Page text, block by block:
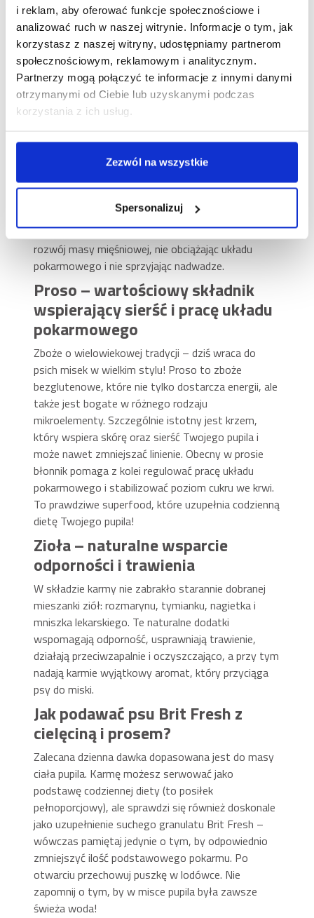
i reklam, aby oferować funkcje społecznościowe i
analizować ruch w naszej witrynie. Informacje o tym, jak
korzystasz z naszej witryny, udostępniamy partnerom
społecznościowym, reklamowym i analitycznym.
Partnerzy mogą połączyć te informacje z innymi danymi
otrzymanymi od Ciebie lub uzyskanymi podczas
korzystania z ich usług.
Zezwól na wszystkie
Spersonalizuj
konserwantów i sztucznych barwników – została
przygotowana tylko z naturalnych składników
pochodzących z lokalnych źródeł.
Cielęcina – smakowite źródło
białka o wysokiej wartości
odżywczej
(45%), czyli jeden z najbardziej wartościowych
składników, jaki możesz zaoferować swojemu psu!
Jej delikatny smak przyciąga nawet najbardziej
jednocześnie niskiej ilości tłuszczów) sprawia, że
idealnie sprawdza się w codziennej diecie. Wspiera
rozwój masy mięśniowej, nie obciążając układu
pokarmowego i nie sprzyjając nadwadze.
Proso – wartościowy składnik
wspierający sierść i pracę układu
pokarmowego
Zboże o wielowiekowej tradycji – dziś wraca do
psich misek w wielkim stylu! Proso to zboże
bezglutenowe, które nie tylko dostarcza energii, ale
także jest bogate w różnego rodzaju
mikroelementy. Szczególnie istotny jest krzem,
który wspiera skórę oraz sierść Twojego pupila i
może nawet zmniejszać linienie. Obecny w prosie
błonnik pomaga z kolei regulować pracę układu
pokarmowego i stabilizować poziom cukru we krwi.
To prawdziwe superfood, które uzupełnia codzienną
dietę Twojego pupila!
Zioła – naturalne wsparcie
odporności i trawienia
W składzie karmy nie zabrakło starannie dobranej
mieszanki ziół: rozmarynu, tymianku, nagietka i
mniszka lekarskiego. Te naturalne dodatki
wspomagają odporność, usprawniają trawienie,
działają przeciwzapalnie i oczyszczająco, a przy tym
nadają karmie wyjątkowy aromat, który przyciąga
psy do miski.
Jak podawać psu Brit Fresh z
cielęciną i prosem?
Zalecana dzienna dawka dopasowana jest do masy
ciała pupila. Karmę możesz serwować jako
podstawę codziennej diety (to posiłek
pełnoporcjowy), ale sprawdzi się również doskonale
jako uzupełnienie suchego granulatu Brit Fresh –
wówczas pamiętaj jedynie o tym, by odpowiednio
zmniejszyć ilość podstawowego pokarmu. Po
otwarciu przechowuj puszkę w lodówce. Nie
zapomnij o tym, by w misce pupila była zawsze
świeża woda!